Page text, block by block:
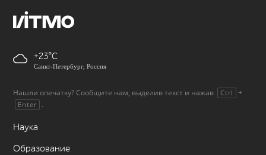
+23
Санкт-Петербург, Россия
Нашли опечатку? Сообщите нам, выделив текст и нажав Ctrl +
Enter .
Наука
Образование